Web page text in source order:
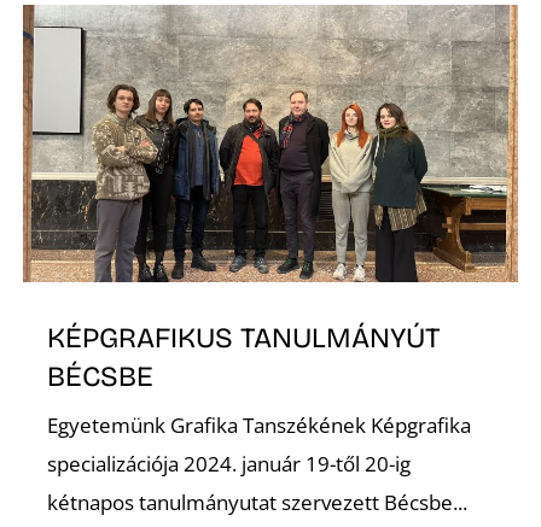
KÉPGRAFIKUS TANULMÁNYÚT
BÉCSBE
Egyetemünk Grafika Tanszékének Képgrafika
specializációja 2024. január 19-től 20-ig
kétnapos tanulmányutat szervezett Bécsbe...